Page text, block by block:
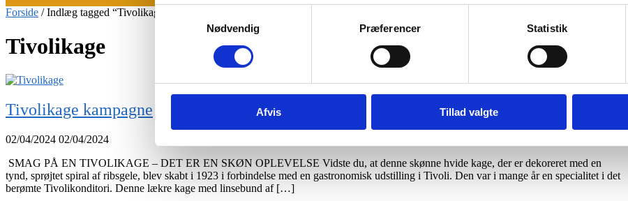
Samtykkevalg
Nødvendig
Præferencer Statistik
Afvis Tillad valgte
Forside /Indlæg tagged “Tivolikage”
Tivolikage
Tivolikage kampagne
02/04/2024 02/04/2024
️ SMAG PÅ EN TIVOLIKAGE – DET ER EN SKØN OPLEVELSE Vidste du, at denne skønne hvide kage, der er dekoreret med en
tynd, sprøjtet spiral af ribsgele, blev skabt i 1923 i forbindelse med en gastronomisk udstilling i Tivoli. Den var i mange år en specialitet i det
berømte Tivolikonditori. Denne lækre kage med linsebund af […]